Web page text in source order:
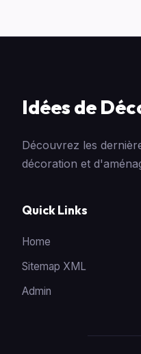
Idées de
Découvrez les
décoration et
Quick Links
Home
Sitemap XML
Admin